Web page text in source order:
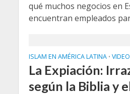
qué muchos negocios en
encuentran empleados
ISLAM EN AMÉRICA LATINA •
La Expiación:
según la Biblia y